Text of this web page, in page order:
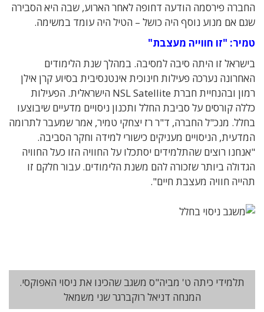
החברה פירסמה הודעה דחופה לאחר הארוע, שבה היא הסבירה
שגם אם מנוע נוסף היה כושל – הטיל היה עומד במשימה.
טמיר: "זו חווייה מעצבת"
בישראל זו היתה סיבה למסיבה. במהלך שנת הלימודים
האחרונה נערכה פעילות חינוכית אינטנסיבית בסיוע קרן אילן
רמון ובהנחיית חברת NSL Satellite הישראלית. הפעילות
כללה קורסים על סביבת החלל ותכנון ניסויים מדעיים שיבוצעו
בחלל. מנכ"ל החברה, ד"ר רז יצחקי טמיר, אמר שמעבר לתרומה
המדעית, הניסויים מעניקים כישורי למידה וחקר הסביבה.
"אנחנו רוצים שהתלמידים יסתכלו על החוויה הזו כעל החוויה
הגדולה ביותר שזכורה להם משנת הלימודים. עבור חלקם זו
תהייה חוויה מעצבת חיים".
תלמידי כיתה ט' מביה"ס משגב שהכינו את ניסוי האפוקסי.
המנחה דניאל רוקברגר שני משמאל